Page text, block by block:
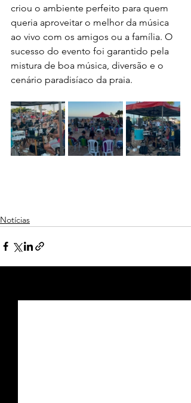
criou o ambiente perfeito para quem
queria aproveitar o melhor da música
ao vivo com os amigos ou a família. O
sucesso do evento foi garantido pela
mistura de boa música, diversão e o
cenário paradisíaco da praia.
Notícias